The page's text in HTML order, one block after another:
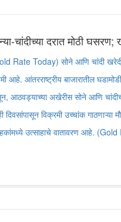
चांदीच्या दरात मोठी घसरण;
Rate Today) सोने आणि चांदी खरेदी
आहे. आंतरराष्ट्रीय बाजारातील
आठवड्याच्या अखेरीस सोने आणि
दिवसांपासून विक्रमी उच्चांक
उत्साहाचे वातावरण आहे.